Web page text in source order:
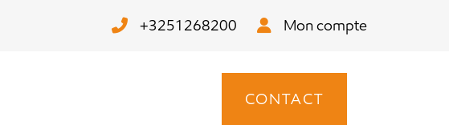
+3251268200 Mon compte
CONTACT